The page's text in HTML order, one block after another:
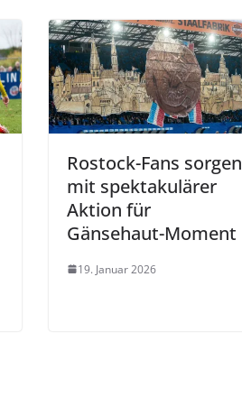
Rostock-Fans sorgen
mit spektakulärer
Aktion für
Gänsehaut-Moment
19. Januar 2026